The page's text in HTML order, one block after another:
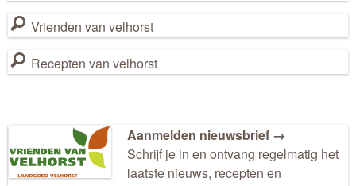
Vrienden van velhorst
Recepten van velhorst
Aanmelden nieuwsbrief →
Schrijf je in en ontvang regelmatig het
laatste nieuws, recepten en